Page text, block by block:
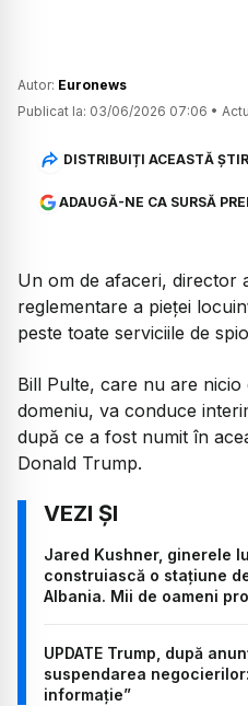
Autor: Euronews
Publicat la: 03/06/2026 07:06 •
DISTRIBUIȚI ACEASTĂ
ADAUGĂ-NE CA SURSĂ
Un om de afaceri, director
reglementare a pieței
peste toate serviciile de
Bill Pulte, care nu are
domeniu, va conduce
după ce a fost numit în
Donald Trump.
Jared Kushner, ginerele
construiască o stațiune
Albania. Mii de oameni
UPDATE Trump, după
suspendarea
informație”